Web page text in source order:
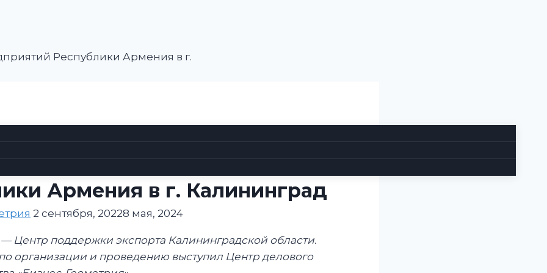
августа 2022 года состоялась
бизнес-миссия предприятий
Армения в г. Калининград
2 сентября, 20228 мая, 2024
Центр поддержки экспорта Калининградской области.
организации и проведению выступил Центр делового